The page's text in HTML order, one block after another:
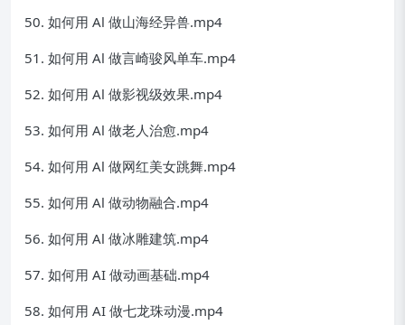
50. 如何用 Al 做山海经异兽.mp4
51. 如何用 Al 做言崎骏风单车.mp4
52. 如何用 Al 做影视级效果.mp4
53. 如何用 Al 做老人治愈.mp4
54. 如何用 Al 做网红美女跳舞.mp4
55. 如何用 Al 做动物融合.mp4
56. 如何用 Al 做冰雕建筑.mp4
57. 如何用 AI 做动画基础.mp4
58. 如何用 AI 做七龙珠动漫.mp4